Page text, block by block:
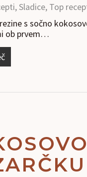
,Sladice, Top
s sočno
ob prvem…